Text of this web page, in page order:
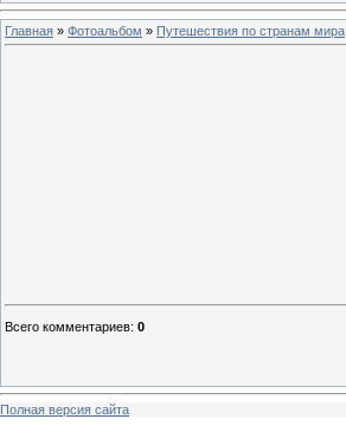
Главная » Фотоальбом » Путешествия по странам мира
Всего комментариев: 0
Полная версия сайта